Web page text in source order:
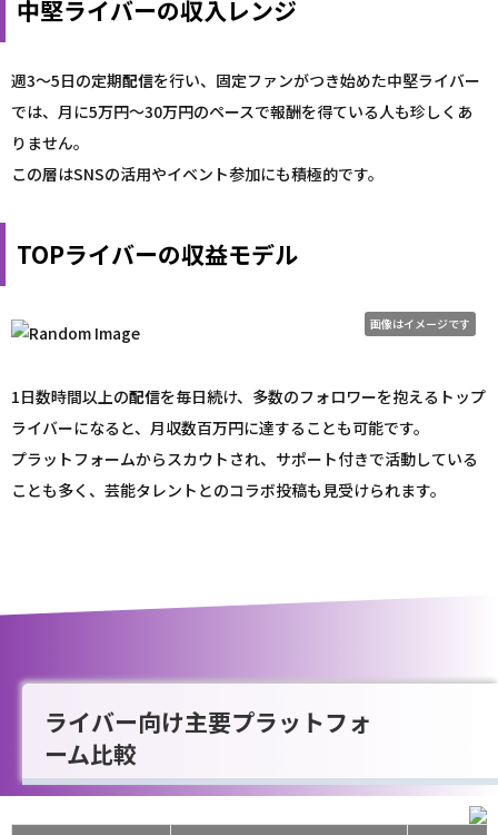
中堅ライバーの収入レンジ
週3〜5日の定期配信を行い、固定ファンがつき始めた中堅ライバー
では、月に5万円〜30万円のペースで報酬を得ている人も珍しくあ
りません。
この層はSNSの活用やイベント参加にも積極的です。
TOPライバーの収益モデル
画像はイメージです
1日数時間以上の配信を毎日続け、多数のフォロワーを抱えるトップ
ライバーになると、月収数百万円に達することも可能です。
プラットフォームからスカウトされ、サポート付きで活動している
ことも多く、芸能タレントとのコラボ投稿も見受けられます。
ライバー向け主要プラットフォ
ーム比較